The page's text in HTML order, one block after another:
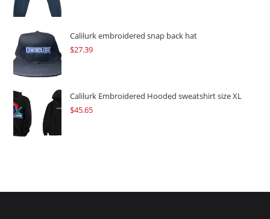
Calilurk embroidered snap back hat
$27.39
Calilurk Embroidered Hooded sweatshirt size XL
$45.65